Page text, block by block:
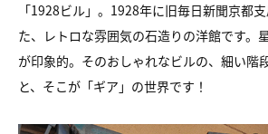
「1928ビル」。1928年に旧毎日新聞京都
た、レトロな雰囲気の石造りの洋館です。
が印象的。そのおしゃれなビルの、細い階
と、そこが「ギア」の世界です！